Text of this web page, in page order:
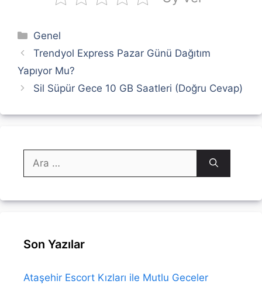
Kategoriler
Genel
Trendyol Express Pazar Günü Dağıtım
Yapıyor Mu?
Sil Süpür Gece 10 GB Saatleri (Doğru Cevap)
ara
Son Yazılar
Ataşehir Escort Kızları ile Mutlu Geceler